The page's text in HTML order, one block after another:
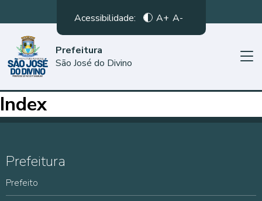
Acessibilidade: A+ A-
Prefeitura
São José do Divino
Index
Prefeitura
Prefeito